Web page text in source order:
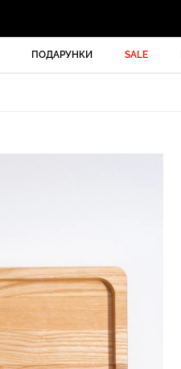
ПОДАРУНКИ SALE